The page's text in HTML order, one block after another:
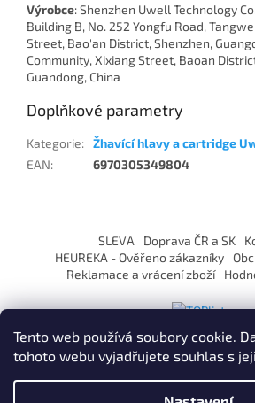
Tento web používá soubory cookie.
tohoto webu vyjadřujete souhlas s
Výrobce: Shenzhen Uwell Technology
Building B, No. 252 Yongfu Road,
Street, Bao'an District, Shenzhen,
Community, Xixiang Street, Baoan
Guandong, China
Doplňkové parametry
Kategorie: Žhavící hlavy a cartridge
EAN: 6970305349804
í
SLEVA Doprava ČR a SK
HEUREKA - Ověřeno zákazníky
Reklamace a vrácení zboží